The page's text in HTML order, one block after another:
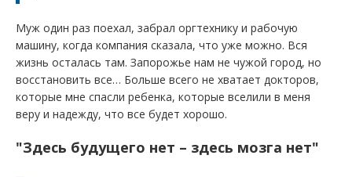
Муж один раз поехал, забрал оргтехнику и рабочую
машину, когда компания сказала, что уже можно. Вся
жизнь осталась там. Запорожье нам не чужой город, но
восстановить все… Больше всего не хватает докторов,
которые мне спасли ребенка, которые вселили в меня
веру и надежду, что все будет хорошо.
"Здесь будущего нет – здесь мозга нет"